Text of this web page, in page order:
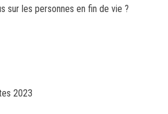
sur les personnes en fin de vie ?
2023